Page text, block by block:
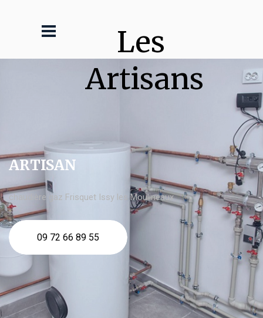
Les
Artisans
ARTISAN
chaudière gaz Frisquet Issy les Moulineaux
09 72 66 89 55